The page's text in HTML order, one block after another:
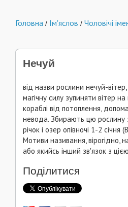
Головна / Ім'яслов / Чоловічі
Нечуй
від назви рослини нечуй-
магічну силу зупиняти вітер
кораблі від потоплення,
невода. Збирають цю рослину
річок і озер опівночі 1-2
Мотиви називання, вірогідно,
або якийсь інший зв'язок з
Поділитися